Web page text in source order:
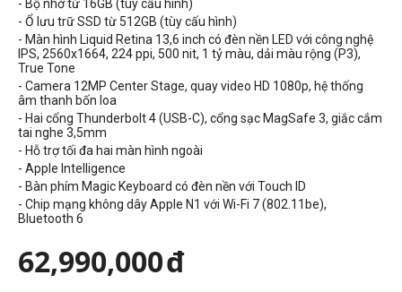
- Bộ nhớ từ 16GB (tùy cấu hình)
- Ổ lưu trữ SSD từ 512GB (tùy cấu hình)
- Màn hình Liquid Retina 13,6 inch có đèn nền LED với công nghệ
IPS, 2560x1664, 224 ppi, 500 nit, 1 tỷ màu, dải màu rộng (P3),
True Tone
- Camera 12MP Center Stage, quay video HD 1080p, hệ thống
âm thanh bốn loa
- Hai cổng Thunderbolt 4 (USB-C), cổng sạc MagSafe 3, giắc cắm
tai nghe 3,5mm
- Hỗ trợ tối đa hai màn hình ngoài
- Apple Intelligence
- Bàn phím Magic Keyboard có đèn nền với Touch ID
- Chip mạng không dây Apple N1 với Wi-Fi 7 (802.11be),
Bluetooth 6
62,990,000đ